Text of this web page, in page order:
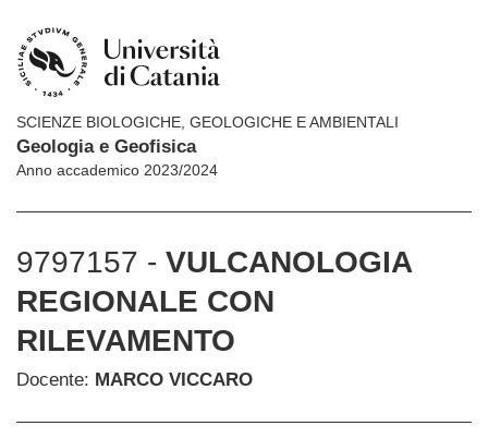
SCIENZE BIOLOGICHE, GEOLOGICHE E AMBIENTALI
Geologia e Geofisica
Anno accademico 2023/2024
9797157 - VULCANOLOGIA
REGIONALE CON
RILEVAMENTO
Docente: MARCO VICCARO